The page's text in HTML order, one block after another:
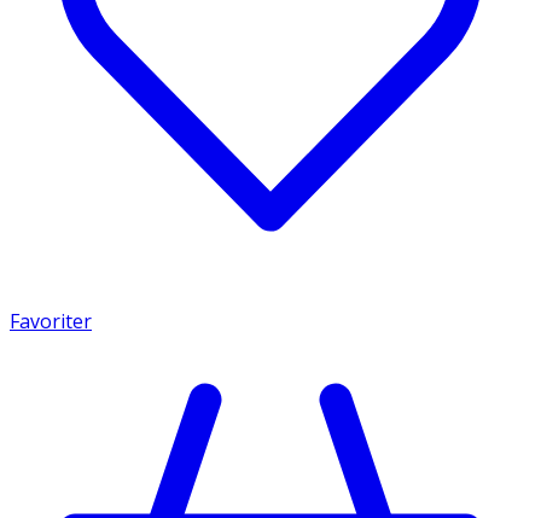
Favoriter